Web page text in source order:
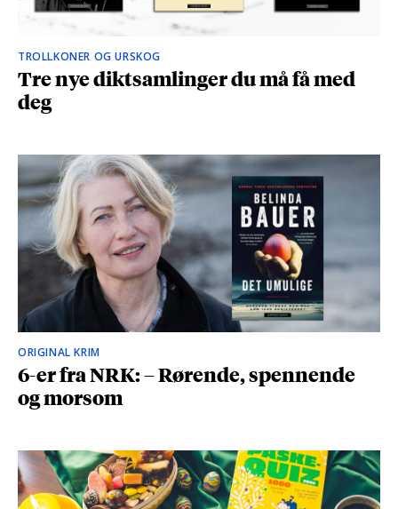
TROLLKONER OG URSKOG
Tre nye diktsamlinger du må få med
deg
ORIGINAL KRIM
6-er fra NRK: – Rørende, spennende
og morsom